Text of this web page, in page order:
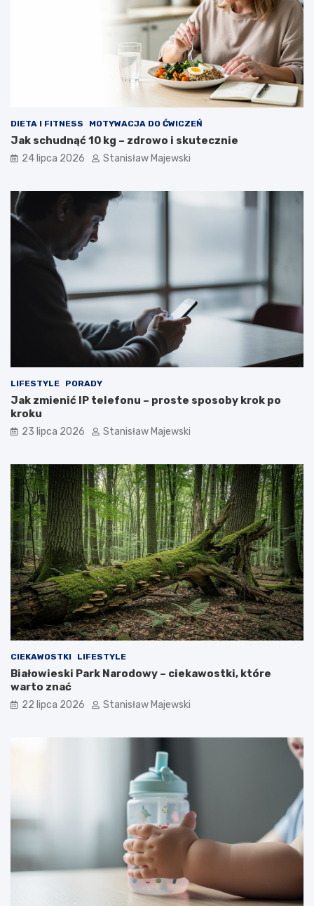
DIETA I FITNESS MOTYWACJA DO ĆWICZEŃ
Jak schudnąć 10 kg – zdrowo i skutecznie
24 lipca 2026 Stanisław Majewski
LIFESTYLE PORADY
Jak zmienić IP telefonu – proste sposoby krok po
kroku
23 lipca 2026 Stanisław Majewski
CIEKAWOSTKI LIFESTYLE
Białowieski Park Narodowy – ciekawostki, które
warto znać
22 lipca 2026 Stanisław Majewski